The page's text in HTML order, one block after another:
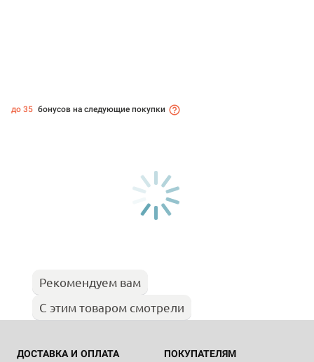
до 35 бонусов на следующие покупки
Рекомендуем вам
С этим товаром смотрели
ДОСТАВКА И ОПЛАТА ПОКУПАТЕЛЯМ